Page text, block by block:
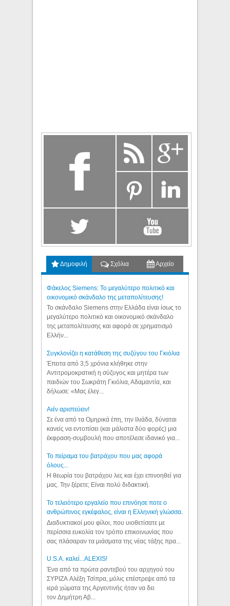
Δημοφιλή Σχόλια Αρχείο
Φάκελος Siemens: Το μεγαλύτερο πολιτικό και
οικονομικό σκάνδαλο της μεταπολίτευσης!
Το σκάνδαλο Siemens στην Ελλάδα είναι ίσως το
μεγαλύτερο πολιτικό και οικονομικό σκάνδαλο
της μεταπολίτευσης και αφορά σε χρηματισμό
Ελλήν...
Συγκλονίζει η κατάθεση της συζύγου του Γκιόλια
Έπειτα από 3,5 χρόνια κλήθηκε στην
Αντιτρομοκρατική η σύζυγος και μητέρα των
παιδιών του Σωκράτη Γκιόλια, Αδαμαντία, και
δήλωσε: «Μας έλεγ...
Aιέν αριστεύειν!
Σε ένα από τα Ομηρικά έπη, την Ιλιάδα, δύναται
κανείς να εντοπίσει (και μάλιστα δύο φορές) μια
έκφραση-συμβουλή που αποτέλεσε ιδανικό για...
Το πείραμα του βατράχου που μας αφορά
όλους...
Η θεωρία του βατράχου λες και έχει επινοηθεί για
μας. Την ξέρετε; Είναι πολύ διδακτική.
Το τελειότερο εργαλείο που επινόησε ποτε ο
ανθρώπινος εγκέφαλος, είναι η Ελληνική γλώσσα.
Διαδυκτιακοί μου φίλοι, που υιοθετίσατε με
περίσσια ευκολία τον τρόπο επικοινωνίας που
σας πλάσαραν τα μιάσματα της νέας τάξης πρα...
U.S.A. καλεί...ALEXIS!
Ένα από τα πρώτα ραντεβού του αρχηγού του
ΣΥΡΙΖΑ Αλέξη Τσίπρα, μόλις επέστρεψε από τα
ιερά χώματα της Αργεντινής ήταν να δει
τον Δημήτρη Αβ...